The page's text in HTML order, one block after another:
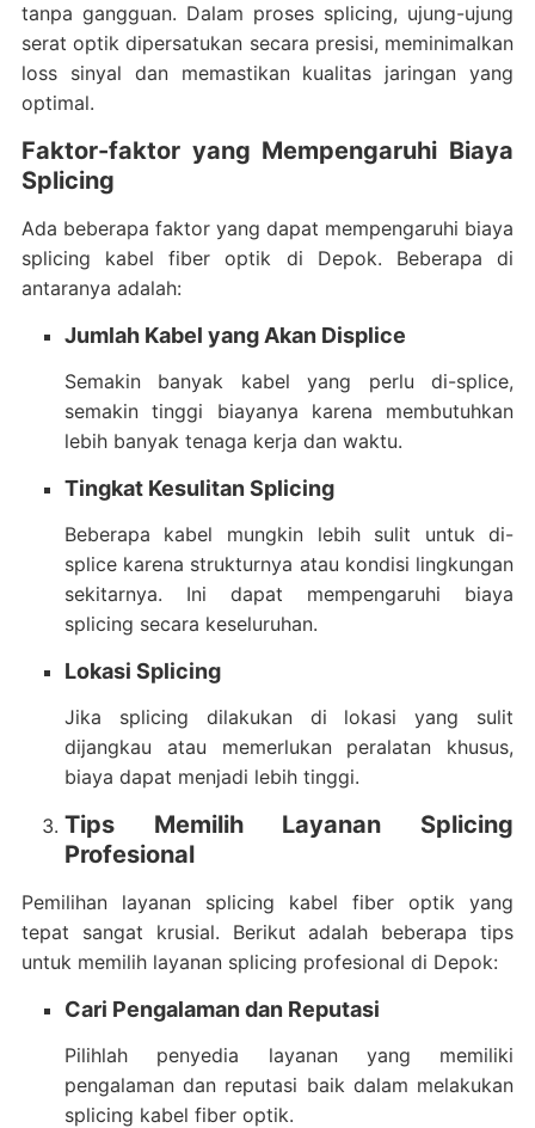
tanpa gangguan. Dalam proses splicing, ujung-ujung
serat optik dipersatukan secara presisi, meminimalkan
loss sinyal dan memastikan kualitas jaringan yang
optimal.
Faktor-faktor yang Mempengaruhi Biaya
Splicing
Ada beberapa faktor yang dapat mempengaruhi biaya
splicing kabel fiber optik di Depok. Beberapa di
antaranya adalah:
Jumlah Kabel yang Akan Displice
Semakin banyak kabel yang perlu di-splice,
semakin tinggi biayanya karena membutuhkan
lebih banyak tenaga kerja dan waktu.
Tingkat Kesulitan Splicing
Beberapa kabel mungkin lebih sulit untuk di-
splice karena strukturnya atau kondisi lingkungan
sekitarnya. Ini dapat mempengaruhi biaya
splicing secara keseluruhan.
Lokasi Splicing
Jika splicing dilakukan di lokasi yang sulit
dijangkau atau memerlukan peralatan khusus,
biaya dapat menjadi lebih tinggi.
Tips Memilih Layanan Splicing
Profesional
Pemilihan layanan splicing kabel fiber optik yang
tepat sangat krusial. Berikut adalah beberapa tips
untuk memilih layanan splicing profesional di Depok:
Cari Pengalaman dan Reputasi
Pilihlah penyedia layanan yang memiliki
pengalaman dan reputasi baik dalam melakukan
splicing kabel fiber optik.